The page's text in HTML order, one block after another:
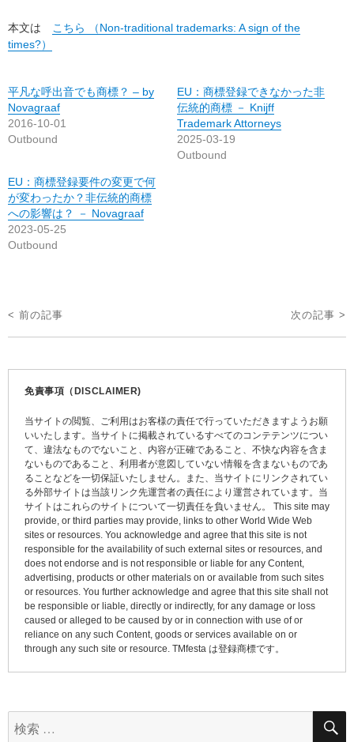
本文は
こちら （Non-traditional trademarks: A sign of the
times?）
平凡な呼出音でも商標？ – by
Novagraaf
2016-10-01
Outbound
EU：商標登録できなかった非
伝統的商標 － Knijff
Trademark Attorneys
2025-03-19
Outbound
EU：商標登録要件の変更で何
が変わったか？非伝統的商標
への影響は？ － Novagraaf
2023-05-25
Outbound
投
稿
< 前の記事 次の記事 >
免責事項（DISCLAIMER)
当サイトの閲覧、ご利用はお客様の責任で行っていただきますようお願
いいたします。当サイトに掲載されているすべてのコンテテンツについ
て、違法なものでないこと、内容が正確であること、不快な内容を含ま
ないものであること、利用者が意図していない情報を含まないものであ
ることなどを一切保証いたしません。また、当サイトにリンクされてい
る外部サイトは当該リンク先運営者の責任により運営されています。当
サイトはこれらのサイトについて一切責任を負いません。 This site may
provide, or third parties may provide, links to other World Wide Web
sites or resources. You acknowledge and agree that this site is not
responsible for the availability of such external sites or resources, and
does not endorse and is not responsible or liable for any Content,
advertising, products or other materials on or available from such sites
or resources. You further acknowledge and agree that this site shall not
be responsible or liable, directly or indirectly, for any damage or loss
caused or alleged to be caused by or in connection with use of or
reliance on any such Content, goods or services available on or
through any such site or resource. TMfesta は登録商標です。
索: